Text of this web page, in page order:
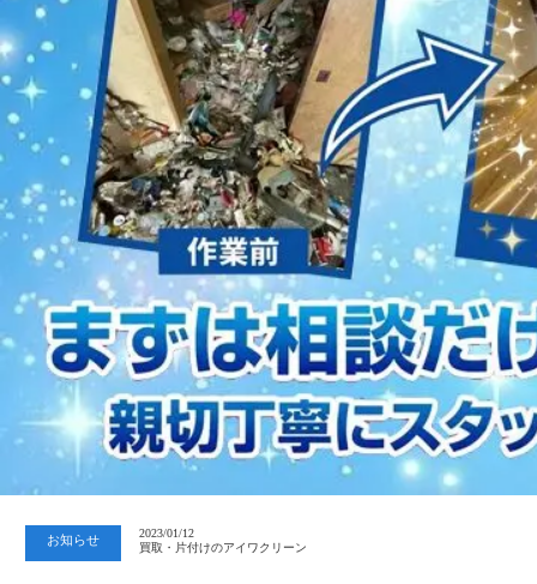
お知らせ
2023/01/12
買取・片付けのアイワクリーン
2023/07/24
中日新聞 岐阜版「空き家対策SOS」コーナーに掲載いただきまし…
2023/01/12
買取・片付けのアイワクリーン